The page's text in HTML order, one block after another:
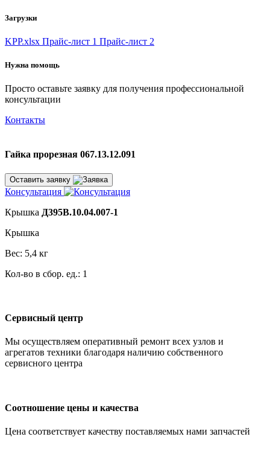
Загрузки
KPP.xlsx Прайс-лист 1 Прайс-лист 2
Нужна помощь
Просто оставьте заявку для получения профессиональной
консультации
Контакты
Гайка прорезная 067.13.12.091
Оставить заявку
Консультация
Крышка Д395В.10.04.007-1
Крышка
Вес: 5,4 кг
Кол-во в сбор. ед.: 1
Сервисный центр
Мы осуществляем оперативный ремонт всех узлов и
агрегатов техники благодаря наличию собственного
сервисного центра
Соотношение цены и качества
Цена соответствует качеству поставляемых нами запчастей